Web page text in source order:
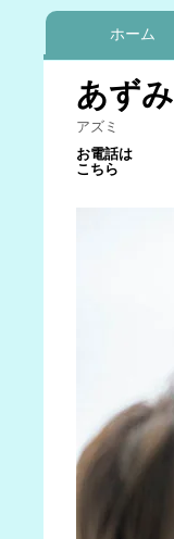
ホーム
あずみ
アズミ
お電話は
こちら